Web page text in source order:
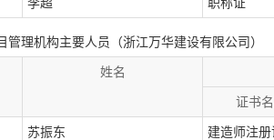
管理机构主要人员（浙江万华建设有限公司）
姓名
证书
苏振东 建造师注